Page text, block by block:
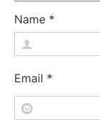
Name *
Email *